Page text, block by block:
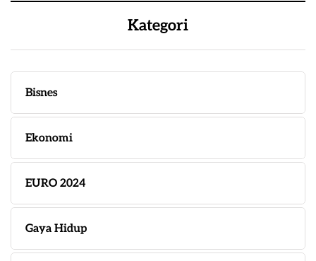
Kategori
Bisnes
Ekonomi
EURO 2024
Gaya Hidup